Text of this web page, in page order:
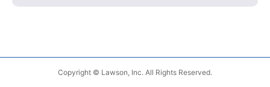
Copyright © Lawson, Inc. All Rights Reserved.